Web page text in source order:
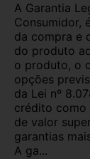
A Garantia
Consumidor,
da compra e
do produto
o produto, o
opções
da Lei nº
crédito
de valor
garantias
A ga...